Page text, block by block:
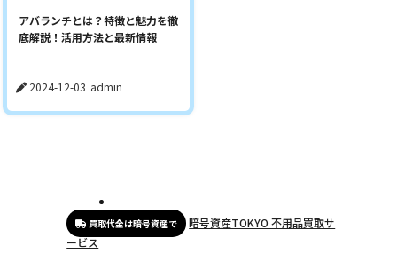
アバランチとは？特徴と魅力を徹
底解説！活用方法と最新情報
2024-12-03 admin
買取代金は暗号資産で
暗号資産TOKYO 不用品買取サ
ービス